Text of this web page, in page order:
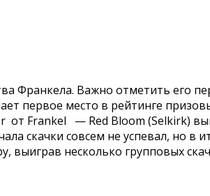
Франкела. Важно отметить его
первое место в рейтинге
от Frankel — Red Bloom (Selkirk)
скачки совсем не успевал, но в
несколько групповых